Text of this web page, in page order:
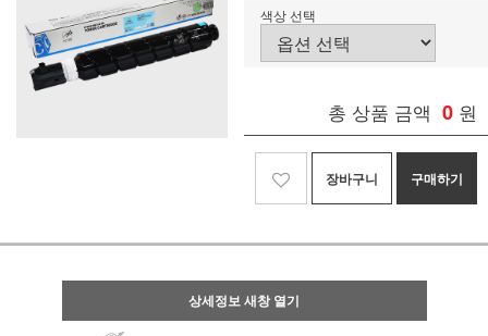
색상 선택
총 상품 금액 0 원
장바구니 구매하기
상세정보 새창 열기